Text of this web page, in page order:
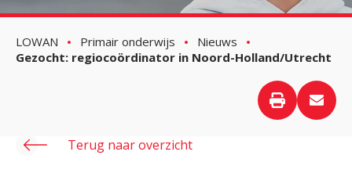
LOWAN Primair onderwijs
Nieuws
Gezocht: regiocoördinator in Noord-Holland/Utrecht
Terug naar overzicht